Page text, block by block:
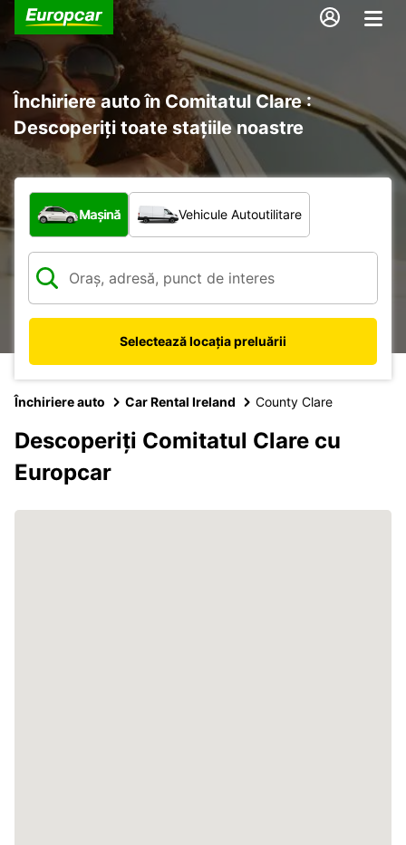
Închiriere auto în Comitatul Clare :
Descoperiți toate stațiile noastre
Ce tip de vehicul?
Mașină Vehicule Autoutilitare
Selectează locația preluării
Închiriere auto Car Rental Ireland County Clare
Descoperiți Comitatul Clare cu
Europcar